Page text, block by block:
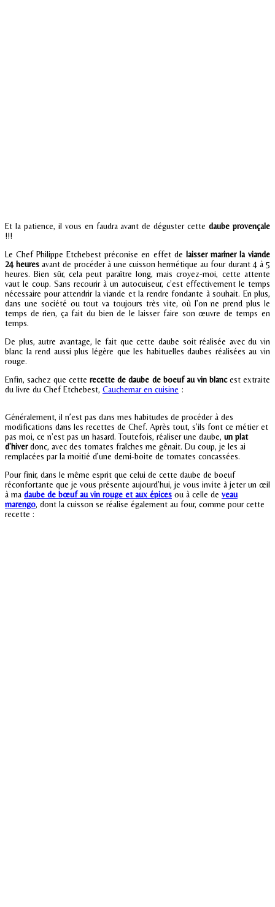
Et la patience, il vous en faudra avant de déguster cettedaube provençale
!!!
Le Chef Philippe Etchebest préconise en effet de laisser mariner la viande
24 heures avant de procéder à une cuisson hermétique au four durant 4 à 5
heures. Bien sûr, cela peut paraître long, mais croyez-moi, cette attente
vaut le coup. Sans recourir à un autocuiseur, c’est effectivement le temps
nécessaire pour attendrir la viande et la rendre fondante à souhait. En plus,
dans une société ou tout va toujours très vite, où l’on ne prend plus le
temps de rien, ça fait du bien de le laisser faire son œuvre de temps en
temps.
De plus, autre avantage, le fait que cette daube soit réalisée avec du vin
blanc la rend aussi plus légère que les habituelles daubes réalisées au vin
rouge.
Enfin, sachez que cetterecette de daube de boeuf au vin blancest extraite
du livre du Chef Etchebest, Cauchemar en cuisine :
Généralement, il n’est pas dans mes habitudes de procéder à des
modifications dans les recettes de Chef. Après tout, s’ils font ce métier et
pas moi, ce n’est pas un hasard. Toutefois, réaliser une daube, un plat
d’hiverdonc, avec des tomates fraîches me gênait. Du coup, je les ai
remplacées par la moitié d’une demi-boite de tomates concassées.
Pour finir, dans le même esprit que celui de cette daube de boeuf
réconfortante que je vous présente aujourd’hui, je vous invite à jeter un œil
à ma daube de bœuf au vin rouge et aux épices ou à celle de veau
marengo, dont la cuisson se réalise également au four, comme pour cette
recette :